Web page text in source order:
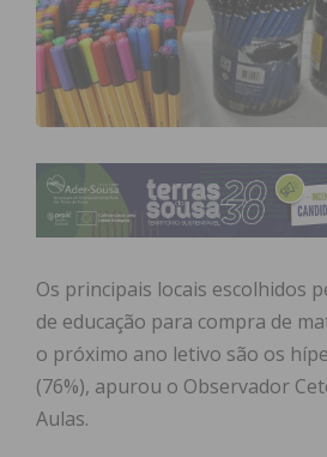
Os principais locais escolhidos
de educação para compra de
o próximo ano letivo são os
(76%), apurou o Observador
Aulas.